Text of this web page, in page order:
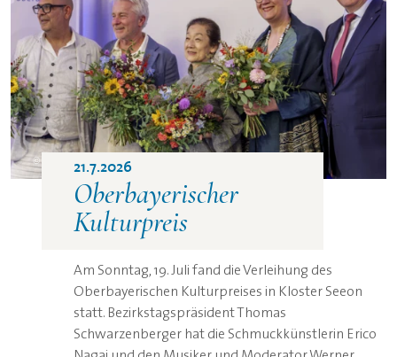
©
21.7.2026
Oberbayerischer
Kulturpreis
Am Sonntag, 19. Juli fand die Verleihung des
Oberbayerischen Kulturpreises in Kloster Seeon
statt. Bezirkstagspräsident Thomas
Schwarzenberger hat die Schmuckkünstlerin Erico